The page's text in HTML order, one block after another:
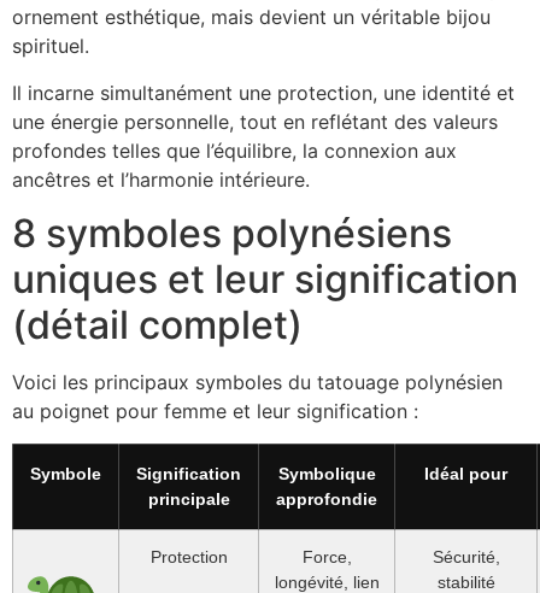
ornement esthétique, mais devient un véritable bijou
spirituel.
Il incarne simultanément une protection, une identité et
une énergie personnelle, tout en reflétant des valeurs
profondes telles que l’équilibre, la connexion aux
ancêtres et l’harmonie intérieure.
8 symboles polynésiens
uniques et leur signification
(détail complet)
Voici les principaux symboles du tatouage polynésien
au poignet pour femme et leur signification :
Symbole
Signification
principale
Symbolique
approfondie
Idéal pour
Protection
Force,
longévité, lien
Sécurité,
stabilité